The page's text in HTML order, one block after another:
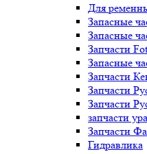
Для
Запасные
Запасные
Запчасти
Запасные
Запчасти
Запчасти
Запчасти
запчасти
Запчасти
Гидравлика